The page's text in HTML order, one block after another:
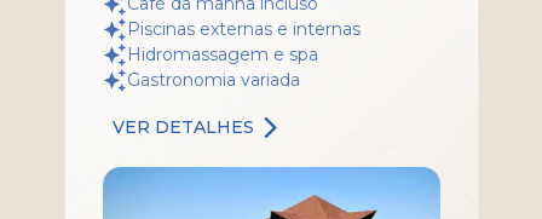
Piscinas externas e internas
Hidromassagem e spa
Gastronomia variada
VER DETALHES